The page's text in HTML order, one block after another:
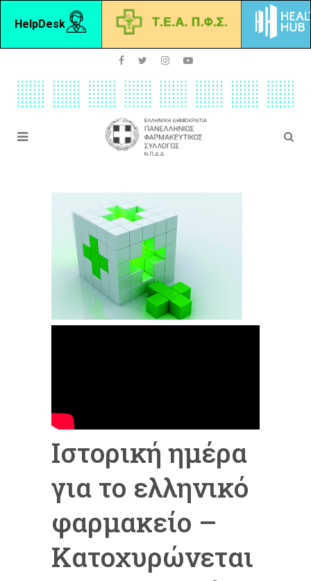
HelpDesk
Ιστορική ημέρα
για το ελληνικό
φαρμακείο –
Κατοχυρώνεται